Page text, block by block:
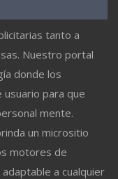
tanto a
Nuestro portal
donde los
usuario para que
mente.
un micrositio
motores de
a cualquier